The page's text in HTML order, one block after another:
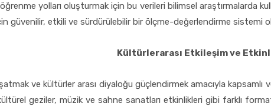
yolları oluşturmak için bu verileri bilimsel araştırmalarda
güvenilir, etkili ve sürdürülebilir bir ölçme-değerlendirme sistemi
Kültürlerarası Etkileşim ve
ve kültürler arası diyaloğu güçlendirmek amacıyla
geziler, müzik ve sahne sanatları etkinlikleri gibi farklı